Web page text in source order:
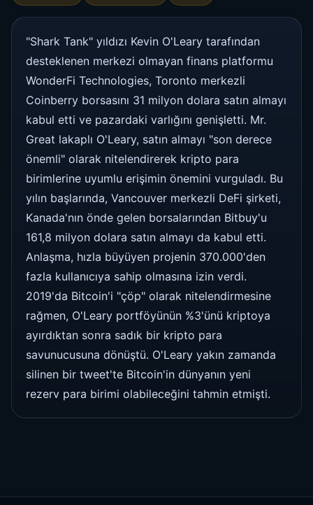
"Shark Tank" yıldızı Kevin O'Leary tarafından
desteklenen merkezi olmayan finans platformu
WonderFi Technologies, Toronto merkezli
Coinberry borsasını 31 milyon dolara satın almayı
kabul etti ve pazardaki varlığını genişletti. Mr.
Great lakaplı O'Leary, satın almayı "son derece
önemli" olarak nitelendirerek kripto para
birimlerine uyumlu erişimin önemini vurguladı. Bu
yılın başlarında, Vancouver merkezli DeFi şirketi,
Kanada'nın önde gelen borsalarından Bitbuy'u
161,8 milyon dolara satın almayı da kabul etti.
Anlaşma, hızla büyüyen projenin 370.000'den
fazla kullanıcıya sahip olmasına izin verdi.
2019'da Bitcoin'i "çöp" olarak nitelendirmesine
rağmen, O'Leary portföyünün %3'ünü kriptoya
ayırdıktan sonra sadık bir kripto para
savunucusuna dönüştü. O'Leary yakın zamanda
silinen bir tweet'te Bitcoin'in dünyanın yeni
rezerv para birimi olabileceğini tahmin etmişti.